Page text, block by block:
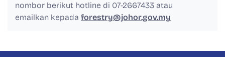
nombor berikut hotline di 07-2667433 atau
emailkan kepada forestry@johor.gov.my